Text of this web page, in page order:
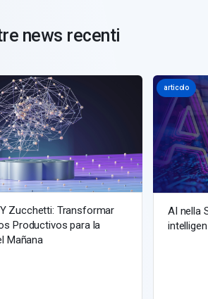
news recenti
Zucchetti: Transformar
Productivos para la
Mañana
articolo
AI nella